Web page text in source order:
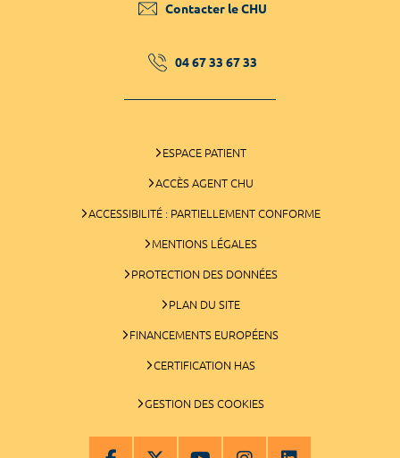
Contacter le CHU
04 67 33 67 33
ESPACE PATIENT
ACCÈS AGENT CHU
ACCESSIBILITÉ : PARTIELLEMENT CONFORME
MENTIONS LÉGALES
PROTECTION DES DONNÉES
PLAN DU SITE
FINANCEMENTS EUROPÉENS
CERTIFICATION HAS
GESTION DES COOKIES